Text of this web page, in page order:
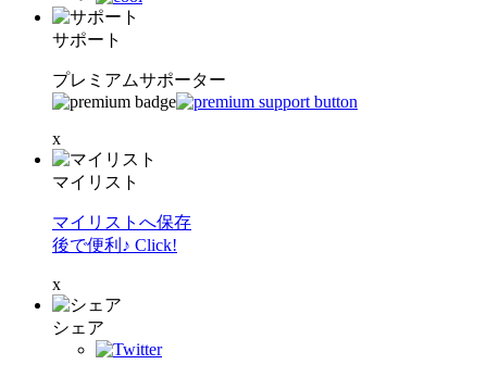
サポート
プレミアムサポーター
x
マイリスト
マイリストへ保存
後で便利♪ Click!
x
シェア